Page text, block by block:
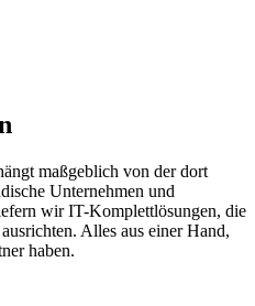
maßgeblich von der dort
Unternehmen und
wir IT-Komplettlösungen, die
Alles aus einer Hand,
haben.